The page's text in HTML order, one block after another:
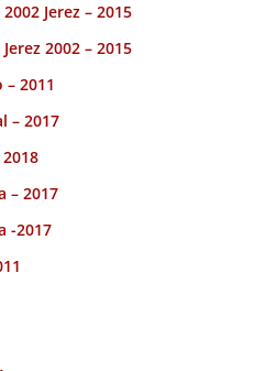
Jerez – 2015
2002 – 2015
– 2011
– 2017
– 2017
-2017